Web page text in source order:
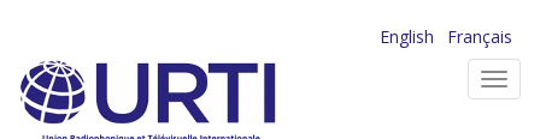
contenu
principal
English
Français